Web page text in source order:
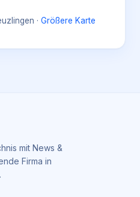
· Größere Karte
mit News &
Firma in